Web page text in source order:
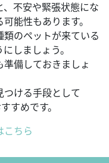
不安や緊張状態にな
能性もあります。
のペットが来ている
しましょう。
備しておきましょ
つける手段として
すめです。
こちら